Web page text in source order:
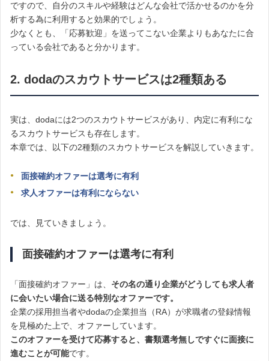
ですので、自分のスキルや経験はどんな会社で活かせるのかを分
析する為に利用すると効果的でしょう。
少なくとも、「応募歓迎」を送ってこない企業よりもあなたに合
っている会社であると分かります。
2. dodaのスカウトサービスは2種類ある
実は、dodaには2つのスカウトサービスがあり、内定に有利にな
るスカウトサービスも存在します。
本章では、以下の2種類のスカウトサービスを解説していきます。
面接確約オファーは選考に有利
求人オファーは有利にならない
では、見ていきましょう。
面接確約オファーは選考に有利
「面接確約オファー」は、 その名の通り企業がどうしても求人者
に会いたい場合に送る特別なオファーです。
企業の採用担当者やdodaの企業担当（RA）が求職者の登録情報
を見極めた上で、オファーしています。
このオファーを受けて応募すると、書類選考無しですぐに面接に
進むことが可能です。